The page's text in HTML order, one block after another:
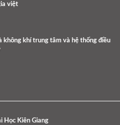
việt
không khí trung tâm và hệ thống điều
Kiên Giang